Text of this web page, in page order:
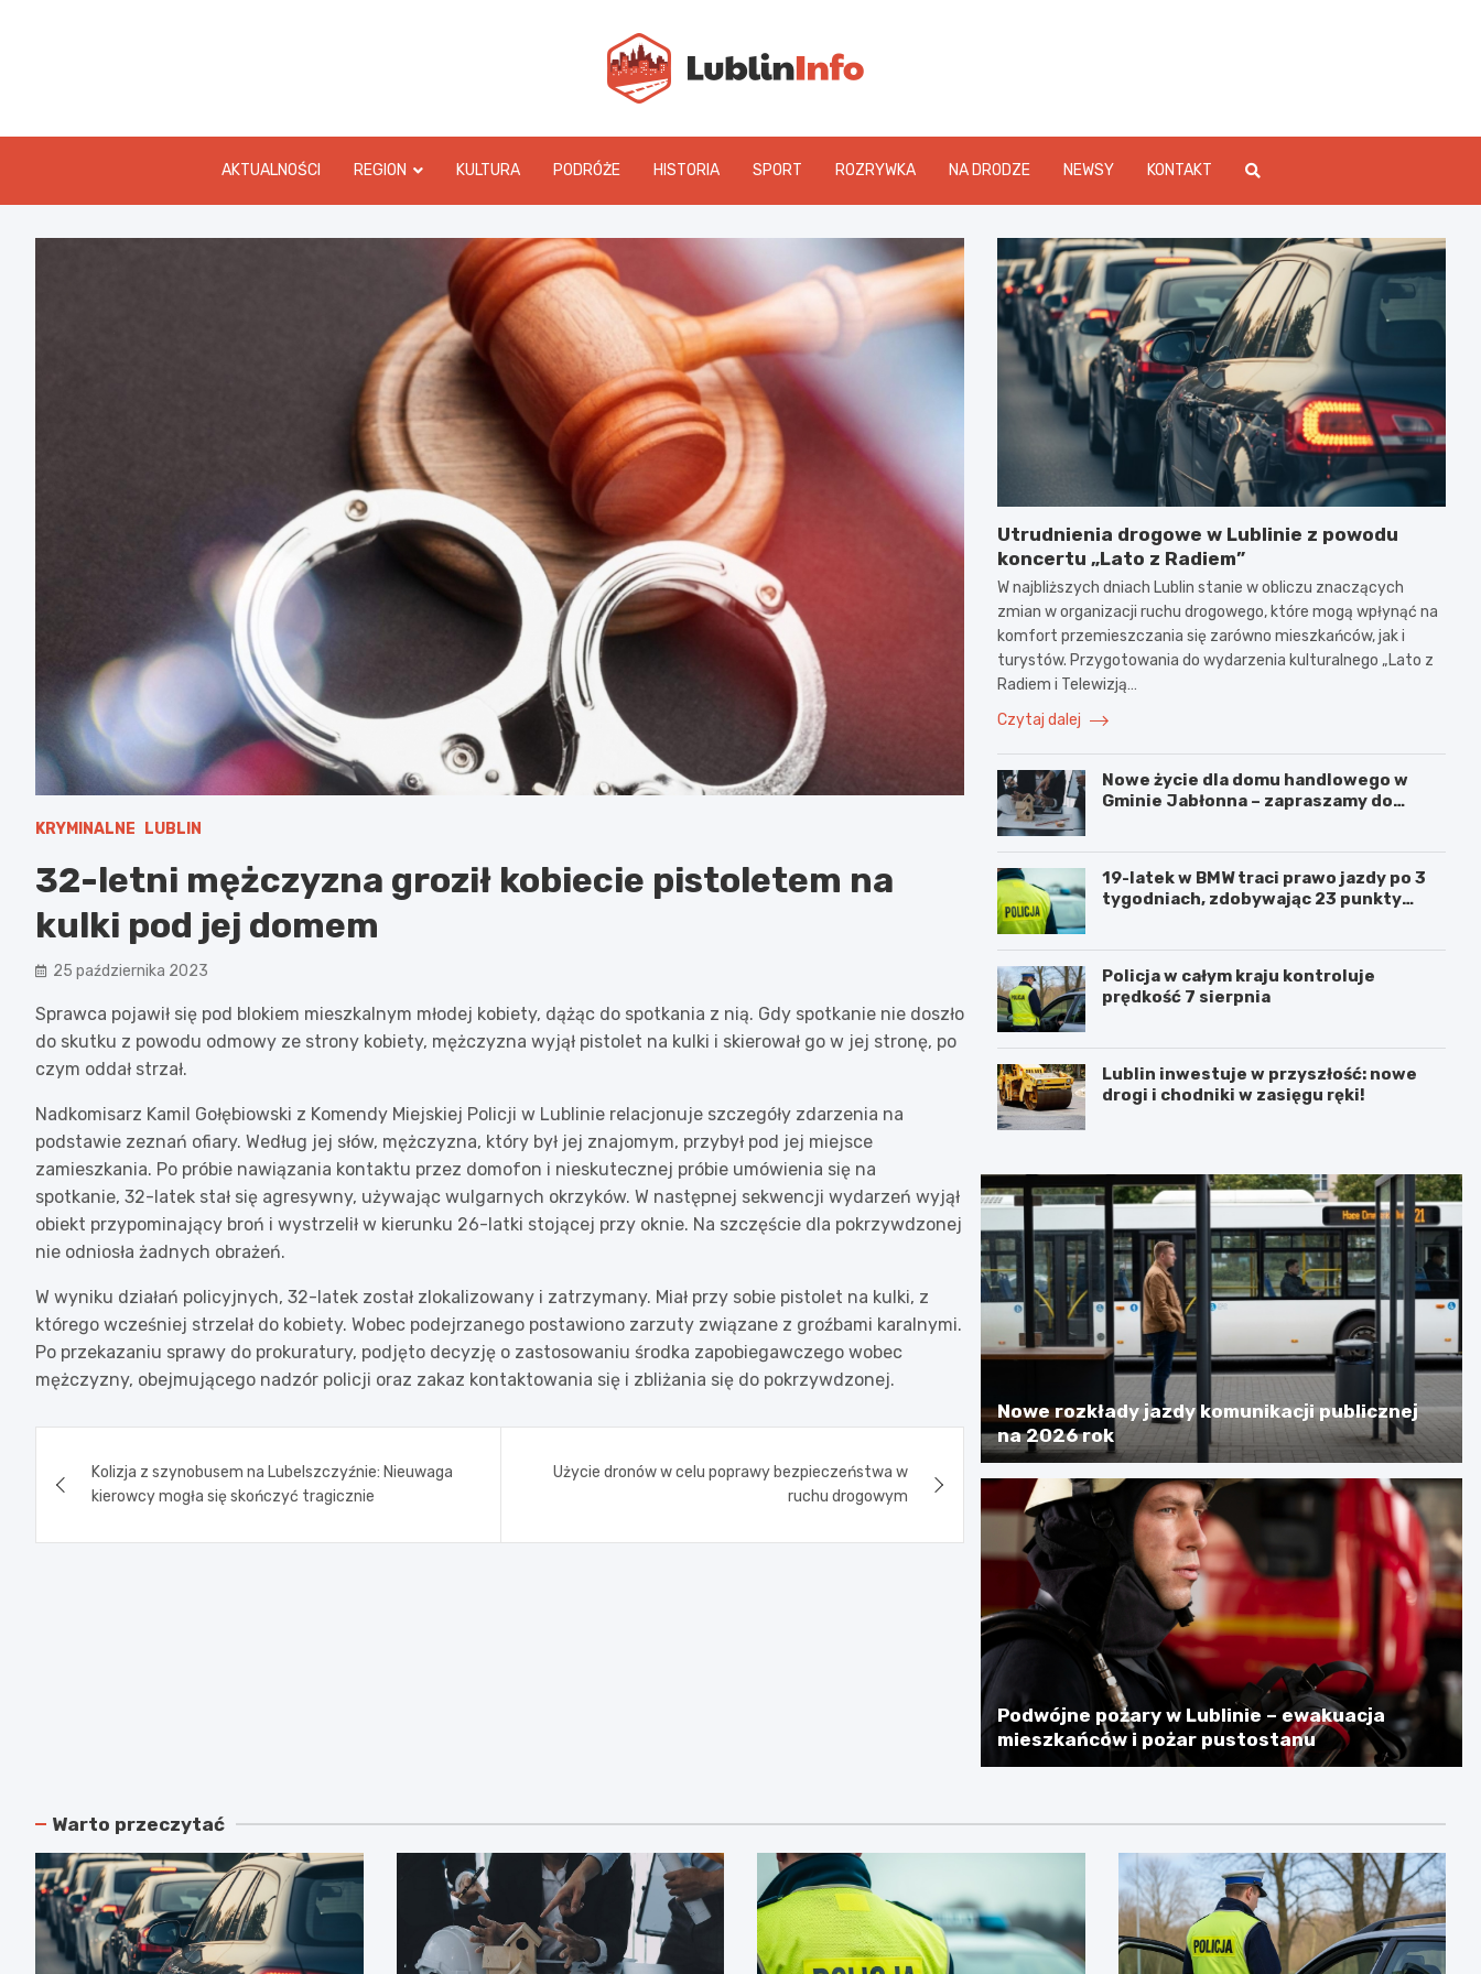
AKTUALNOŚCI REGION KULTURA PODRÓŻE HISTORIA SPORT ROZRYWKA NA DRODZE NEWSY KONTAKT
KRYMINALNE LUBLIN
32-letni mężczyzna groził kobiecie pistoletem na
kulki pod jej domem
25 października 2023
Sprawca pojawił się pod blokiem mieszkalnym młodej kobiety, dążąc do spotkania z nią. Gdy spotkanie nie doszło
do skutku z powodu odmowy ze strony kobiety, mężczyzna wyjął pistolet na kulki i skierował go w jej stronę, po
czym oddał strzał.
Nadkomisarz Kamil Gołębiowski z Komendy Miejskiej Policji w Lublinie relacjonuje szczegóły zdarzenia na
podstawie zeznań ofiary. Według jej słów, mężczyzna, który był jej znajomym, przybył pod jej miejsce
zamieszkania. Po próbie nawiązania kontaktu przez domofon i nieskutecznej próbie umówienia się na
spotkanie, 32-latek stał się agresywny, używając wulgarnych okrzyków. W następnej sekwencji wydarzeń wyjął
obiekt przypominający broń i wystrzelił w kierunku 26-latki stojącej przy oknie. Na szczęście dla pokrzywdzonej
nie odniosła żadnych obrażeń.
W wyniku działań policyjnych, 32-latek został zlokalizowany i zatrzymany. Miał przy sobie pistolet na kulki, z
którego wcześniej strzelał do kobiety. Wobec podejrzanego postawiono zarzuty związane z groźbami karalnymi.
Po przekazaniu sprawy do prokuratury, podjęto decyzję o zastosowaniu środka zapobiegawczego wobec
mężczyzny, obejmującego nadzór policji oraz zakaz kontaktowania się i zbliżania się do pokrzywdzonej.
wpisuKolizja z szynobusem na Lubelszczyźnie: Nieuwaga
kierowcy mogła się skończyć tragicznie
Użycie dronów w celu poprawy bezpieczeństwa w
ruchu drogowym
Utrudnienia drogowe w Lublinie z powodu
koncertu „Lato z Radiem”
W najbliższych dniach Lublin stanie w obliczu znaczących
zmian w organizacji ruchu drogowego, które mogą wpłynąć na
komfort przemieszczania się zarówno mieszkańców, jak i
turystów. Przygotowania do wydarzenia kulturalnego „Lato z
Radiem i Telewizją…
Czytaj dalej
Nowe życie dla domu handlowego w
Gminie Jabłonna – zapraszamy do
19-latek w BMW traci prawo jazdy po 3
tygodniach, zdobywając 23 punkty
Policja w całym kraju kontroluje
prędkość 7 sierpnia
Lublin inwestuje w przyszłość: nowe
drogi i chodniki w zasięgu ręki!
Nowe rozkłady jazdy komunikacji publicznej
na 2026 rok
Podwójne pożary w Lublinie – ewakuacja
mieszkańców i pożar pustostanu
Warto przeczytać